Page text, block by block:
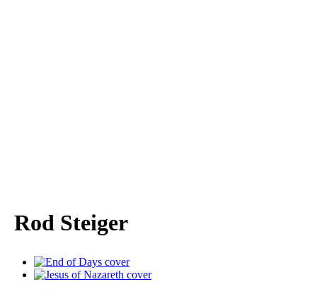
Rod Steiger